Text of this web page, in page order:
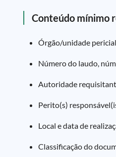
Conteúdo mínimo
Órgão/unidade
Número do laudo,
Autoridade
Perito(s)
Local e data de
Classificação do